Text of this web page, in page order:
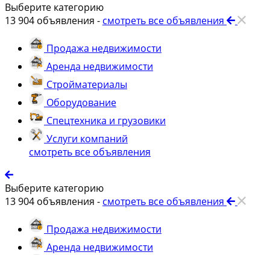
Выберите категорию
13 904 объявления - смотреть все объявления
Продажа недвижимости
Аренда недвижимости
Стройматериалы
Оборудование
Спецтехника и грузовики
Услуги компаний
смотреть все объявления
Выберите категорию
13 904 объявления - смотреть все объявления
Продажа недвижимости
Аренда недвижимости